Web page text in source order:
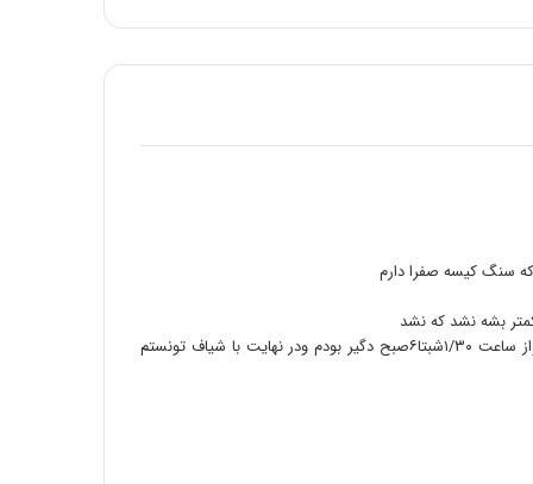
مقاله شماره سی و هفتم: با افزایش غلظت سم
سنگ کیسه صفرا دارم
بشه نشد که نشد
همین دیشب تو این وضعیت کورونا دردش شروع شد واز ساعت ۱/۳۰شبتا۶صبح دگیر بودم ودر نهایت با شیاف تونستم